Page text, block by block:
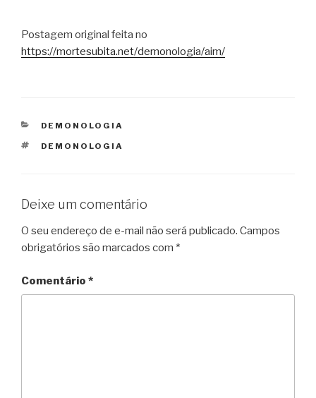
Postagem original feita no
https://mortesubita.net/demonologia/aim/
CATEGORIAS
DEMONOLOGIA
TAGS
DEMONOLOGIA
Deixe um comentário
O seu endereço de e-mail não será publicado. Campos
obrigatórios são marcados com *
Comentário *